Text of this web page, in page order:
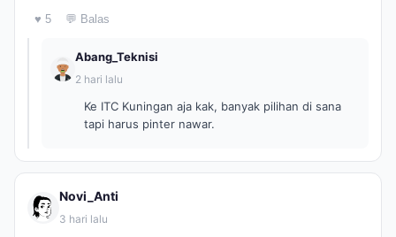
♥ 5 💬 Balas
Abang_Teknisi
2 hari lalu
Ke ITC Kuningan aja kak, banyak pilihan di sana
tapi harus pinter nawar.
Novi_Anti
3 hari lalu